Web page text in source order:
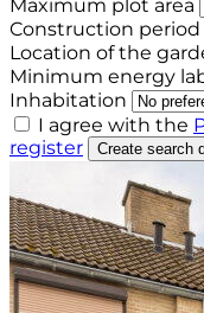
Maximum plot area
Construction period
Location of the
Minimum energy
Inhabitation
I agree with the
register
Create search